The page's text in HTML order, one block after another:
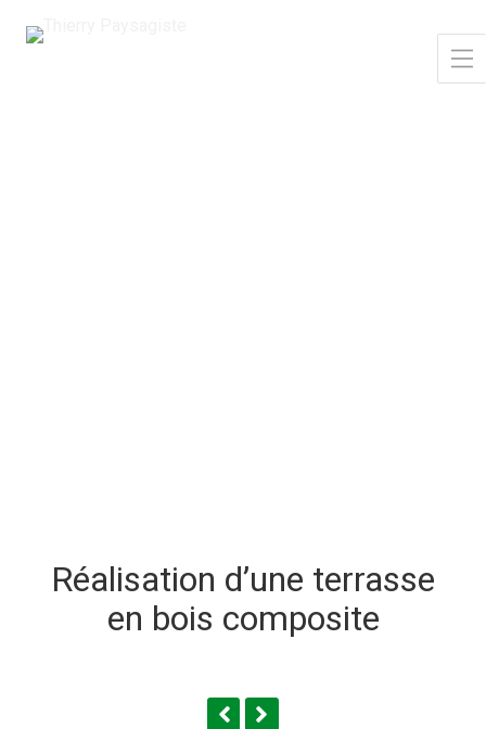
Réalisation d’une terrasse
en bois composite